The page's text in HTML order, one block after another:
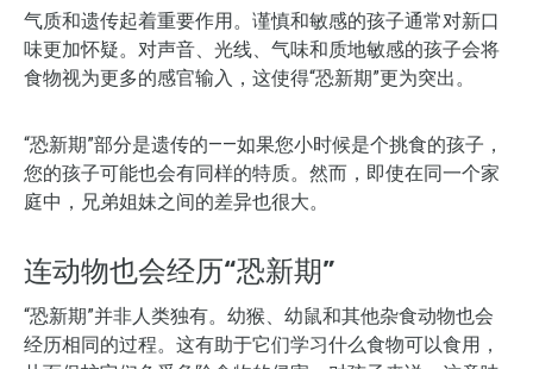
气质和遗传起着重要作用。谨慎和敏感的孩子通常对新口
味更加怀疑。对声音、光线、气味和质地敏感的孩子会将
食物视为更多的感官输入，这使得“恐新期”更为突出。
“恐新期”部分是遗传的——如果您小时候是个挑食的孩子，
您的孩子可能也会有同样的特质。然而，即使在同一个家
庭中，兄弟姐妹之间的差异也很大。
连动物也会经历“恐新期”
“恐新期”并非人类独有。幼猴、幼鼠和其他杂食动物也会
经历相同的过程。这有助于它们学习什么食物可以食用，